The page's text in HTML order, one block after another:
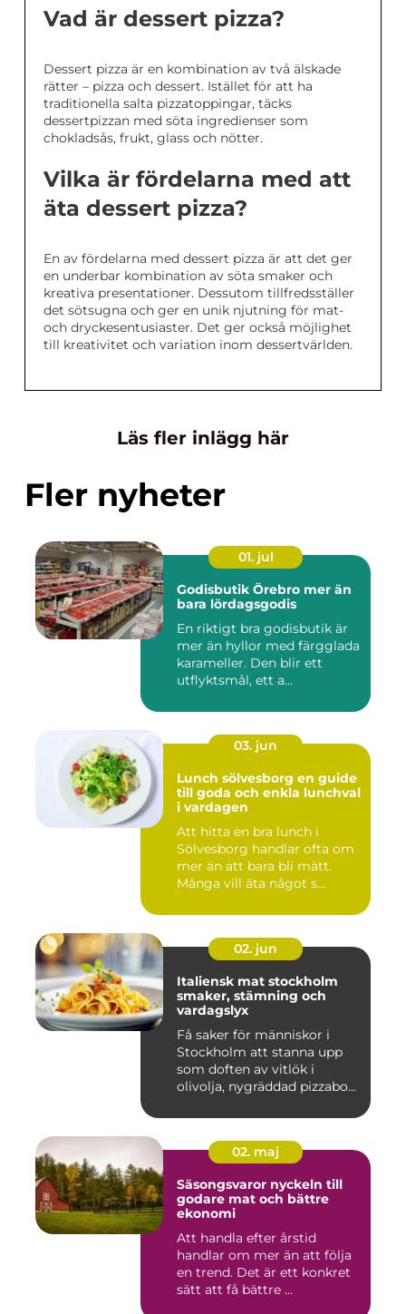
Vad är dessert pizza?
Dessert pizza är en kombination av två älskade
rätter – pizza och dessert. Istället för att ha
traditionella salta pizzatoppingar, täcks
dessertpizzan med söta ingredienser som
chokladsås, frukt, glass och nötter.
Vilka är fördelarna med att
äta dessert pizza?
En av fördelarna med dessert pizza är att det ger
en underbar kombination av söta smaker och
kreativa presentationer. Dessutom tillfredsställer
det sötsugna och ger en unik njutning för mat-
och dryckesentusiaster. Det ger också möjlighet
till kreativitet och variation inom dessertvärlden.
Läs fler inlägg här
Fler nyheter
01. jul
Godisbutik Örebro mer än
bara lördagsgodis
En riktigt bra godisbutik är
mer än hyllor med färgglada
karameller. Den blir ett
utflyktsmål, ett a...
03. jun
Lunch sölvesborg en guide
till goda och enkla lunchval
i vardagen
Att hitta en bra lunch i
Sölvesborg handlar ofta om
mer än att bara bli mätt.
Många vill äta något s...
02. jun
Italiensk mat stockholm
smaker, stämning och
vardagslyx
Få saker för människor i
Stockholm att stanna upp
som doften av vitlök i
olivolja, nygräddad pizzabo...
02. maj
Säsongsvaror nyckeln till
godare mat och bättre
ekonomi
Att handla efter årstid
handlar om mer än att följa
en trend. Det är ett konkret
sätt att få bättre ...